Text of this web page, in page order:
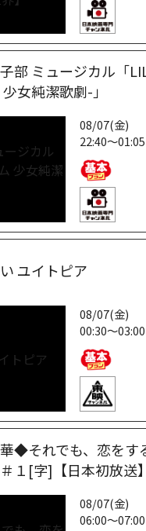
部 ミュージカル「
女純潔歌劇-」
08/07(金)
22:40～01:05
ユイトピア
08/07(金)
00:30～03:00
華◆それでも、恋をす
１[字]【日本初放送】
08/07(金)
06:00～07:00